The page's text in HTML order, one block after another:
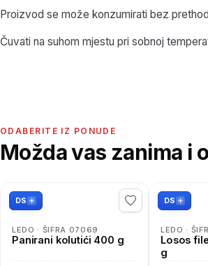
Proizvod se može konzumirati bez
Čuvati na suhom mjestu pri sobnoj
ODABERITE IZ PONUDE
Možda vas zanima i
DS
LEDO · ŠIFRA 07069
Panirani kolutići 400 g
DS
LEDO ·
Losos
g